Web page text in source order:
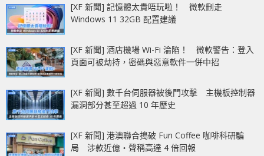
[XF 新聞] 記憶體太貴唔玩啦！ 微軟刪走
Windows 11 32GB 配置建議
[XF 新聞] 酒店機場 Wi-Fi 淪陷！ 微軟警告：登入
頁面可被劫持，密碼與惡意軟件一併中招
[XF 新聞] 數千台伺服器被後門攻擊 主機板控制器
漏洞部分甚至超過 10 年歷史
[XF 新聞] 港澳聯合搗破 Fun Coffee 咖啡科研騙
局 涉款近億‧聲稱高達 4 倍回報